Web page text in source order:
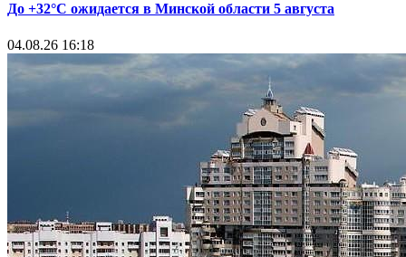
До +32°С ожидается в Минской области 5 августа
04.08.26 16:18